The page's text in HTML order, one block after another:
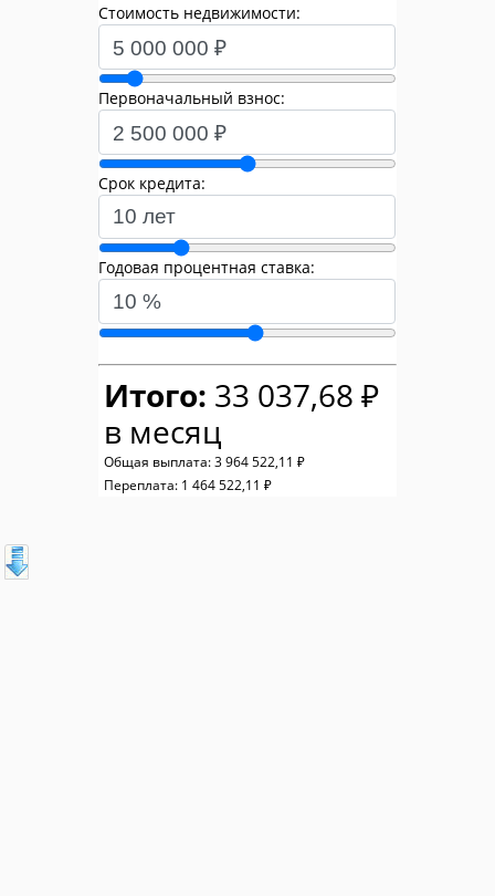
Стоимость недвижимости:
Первоначальный взнос:
Срок кредита:
Годовая процентная ставка:
Итого: 33 037,68 ₽
в месяц
Общая выплата: 3 964 522,11 ₽
Переплата: 1 464 522,11 ₽